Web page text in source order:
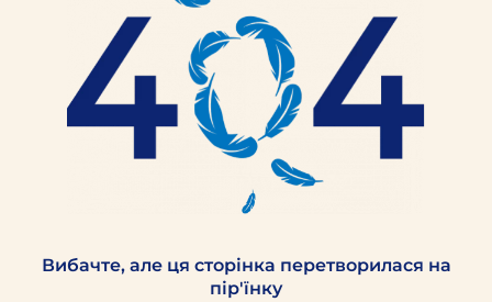
Вибачте, але ця сторінка перетворилася на
пір'їнку